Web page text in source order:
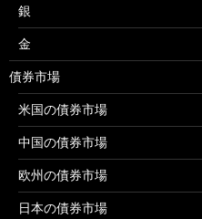
銀
金
債券市場
米国の債券市場
中国の債券市場
欧州の債券市場
日本の債券市場